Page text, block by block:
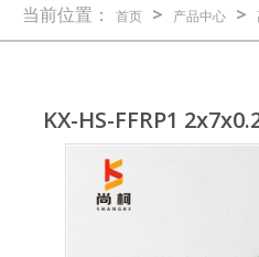
当前位置： 首页 > 产品中心 >
KX-HS-FFRP1